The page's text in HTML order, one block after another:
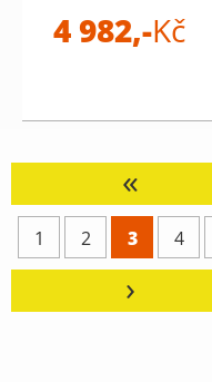
4 982,-Kč
«
1 2 3 4
›